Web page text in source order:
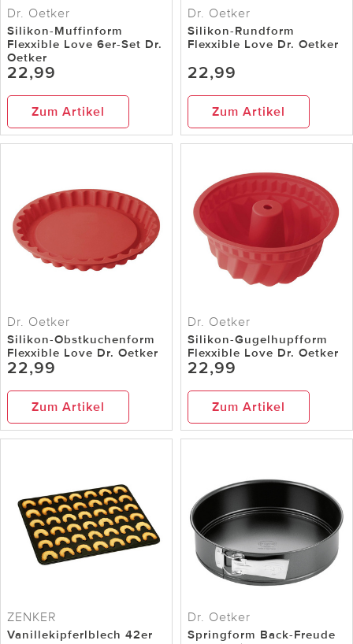
Dr. Oetker
Silikon-Muffinform
Flexxible Love 6er-Set Dr.
Oetker
22,99
Zum Artikel
Dr. Oetker
Silikon-Rundform
Flexxible Love Dr. Oetker
22,99
Zum Artikel
Dr. Oetker
Silikon-Obstkuchenform
Flexxible Love Dr. Oetker
22,99
Zum Artikel
Dr. Oetker
Silikon-Gugelhupfform
Flexxible Love Dr. Oetker
22,99
Zum Artikel
ZENKER
Vanillekipferlblech 42er
Dr. Oetker
Springform Back-Freude